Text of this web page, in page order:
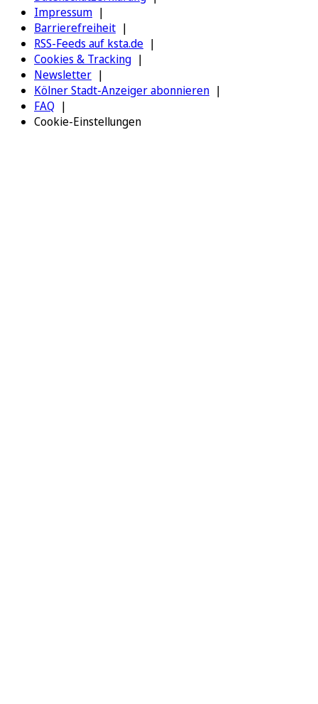
Impressum
Barrierefreiheit
RSS-Feeds auf ksta.de
Cookies & Tracking
Newsletter
Kölner Stadt-Anzeiger abonnieren
FAQ
Cookie-Einstellungen